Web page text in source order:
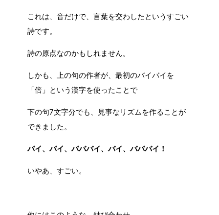
これは、音だけで、言葉を交わしたというすごい
詩です。
詩の原点なのかもしれません。
しかも、上の句の作者が、最初のバイバイを
「倍」という漢字を使ったことで
下の句7文字分でも、見事なリズムを作ることが
できました。
バイ、バイ、バババイ、バイ、バババイ！
いやあ、すごい。